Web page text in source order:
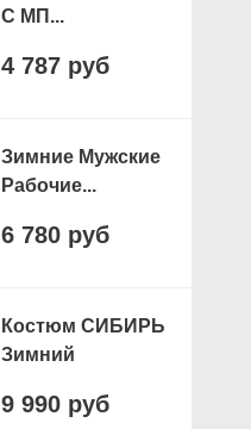
С МП...
4 787 руб
Зимние Мужские
Рабочие...
6 780 руб
Костюм СИБИРЬ
Зимний
9 990 руб